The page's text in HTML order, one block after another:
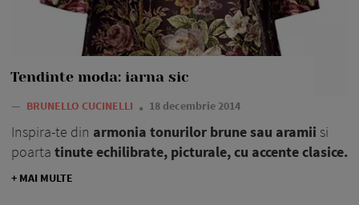
Tendinte moda: iarna sic
— BRUNELLO CUCINELLI 18 decembrie 2014
Inspira-te din armonia tonurilor brune sau aramii si
poarta tinute echilibrate, picturale, cu accente clasice.
+ MAI MULTE